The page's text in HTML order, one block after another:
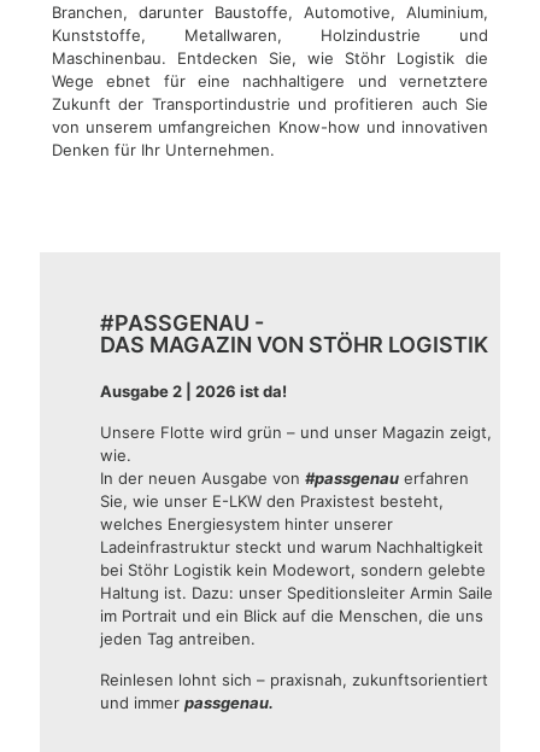
Branchen, darunter Baustoffe, Automotive, Aluminium,
Kunststoffe, Metallwaren, Holzindustrie und
Maschinenbau. Entdecken Sie, wie Stöhr Logistik die
Wege ebnet für eine nachhaltigere und vernetztere
Zukunft der Transportindustrie und profitieren auch Sie
von unserem umfangreichen Know-how und innovativen
Denken für Ihr Unternehmen.
#PASSGENAU -
DAS MAGAZIN VON STÖHR LOGISTIK
Ausgabe 2 | 2026 ist da!
Unsere Flotte wird grün – und unser Magazin zeigt,
wie.
In der neuen Ausgabe von #passgenau erfahren
Sie, wie unser E-LKW den Praxistest besteht,
welches Energiesystem hinter unserer
Ladeinfrastruktur steckt und warum Nachhaltigkeit
bei Stöhr Logistik kein Modewort, sondern gelebte
Haltung ist. Dazu: unser Speditionsleiter Armin Saile
im Portrait und ein Blick auf die Menschen, die uns
jeden Tag antreiben.
Reinlesen lohnt sich – praxisnah, zukunftsorientiert
und immer passgenau.